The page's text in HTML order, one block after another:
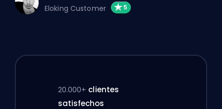
Eloking Customer
20.000+ clientes
satisfechos